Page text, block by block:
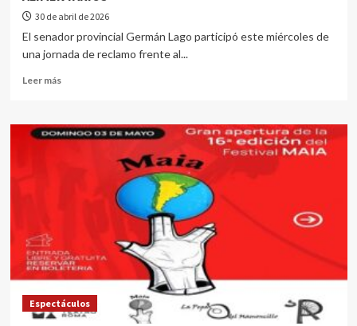
30 de abril de 2026
El senador provincial Germán Lago participó este miércoles de
una jornada de reclamo frente al...
Leer más
Espectáculos